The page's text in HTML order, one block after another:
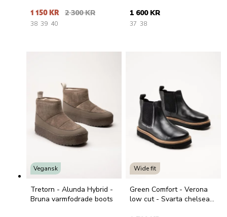
1 150 KR 2 300 KR
38 39 40
1 600 KR
37 38
Vegansk
Tretorn - Alunda Hybrid -
Bruna varmfodrade boots
Wide fit
Green Comfort - Verona
low cut - Svarta chelsea